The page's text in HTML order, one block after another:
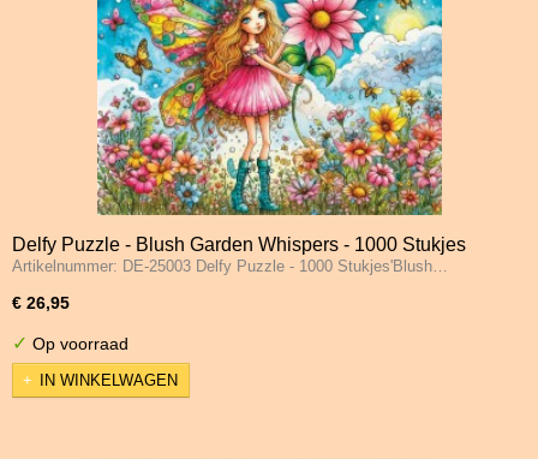
Delfy Puzzle - Blush Garden Whispers - 1000 Stukjes
Artikelnummer: DE-25003 Delfy Puzzle - 1000 Stukjes'Blush…
€ 26,95
✓ Op voorraad
IN WINKELWAGEN